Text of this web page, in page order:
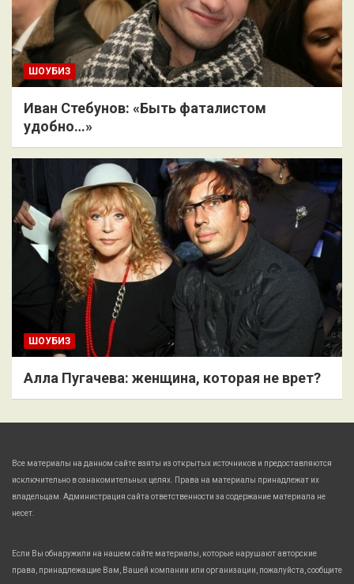
ШОУБИЗ
Иван Стебунов: «Быть фаталистом
удобно…»
ШОУБИЗ
Алла Пугачева: женщина, которая не врет?
Все материалы на данном сайте взяты из открытых источников и предоставляются
исключительно в ознакомительных целях. Права на материалы принадлежат их
владельцам. Администрация сайта ответственности за содержание материала не
несет.
Если Вы обнаружили на нашем сайте материалы, которые нарушают авторские
права, принадлежащие Вам, Вашей компании или организации, пожалуйста, сообщите